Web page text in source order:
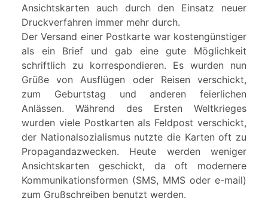
Ansichtskarten auch durch den Einsatz neuer
Druckverfahren immer mehr durch.
Der Versand einer Postkarte war kostengünstiger
als ein Brief und gab eine gute Möglichkeit
schriftlich zu korrespondieren. Es wurden nun
Grüße von Ausflügen oder Reisen verschickt,
zum Geburtstag und anderen feierlichen
Anlässen. Während des Ersten Weltkrieges
wurden viele Postkarten als Feldpost verschickt,
der Nationalsozialismus nutzte die Karten oft zu
Propagandazwecken. Heute werden weniger
Ansichtskarten geschickt, da oft modernere
Kommunikationsformen (SMS, MMS oder e-mail)
zum Grußschreiben benutzt werden.